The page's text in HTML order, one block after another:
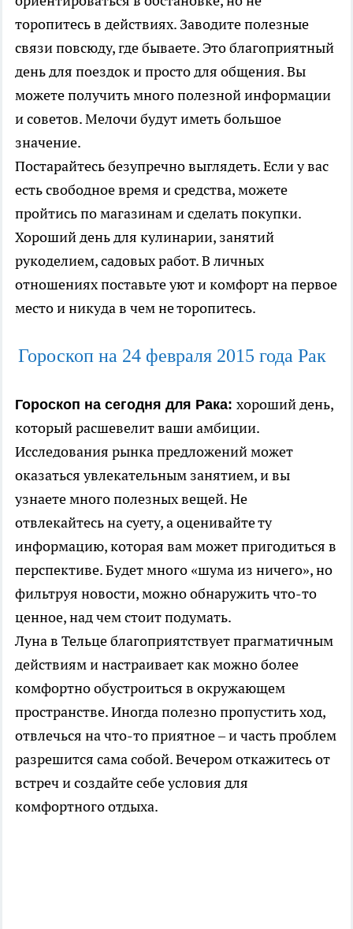
торопитесь в действиях. Заводите полезные
связи повсюду, где бываете. Это благоприятный
день для поездок и просто для общения. Вы
можете получить много полезной информации
и советов. Мелочи будут иметь большое
значение.
Постарайтесь безупречно выглядеть. Если у вас
есть свободное время и средства, можете
пройтись по магазинам и сделать покупки.
Хороший день для кулинарии, занятий
рукоделием, садовых работ. В личных
отношениях поставьте уют и комфорт на первое
место и никуда в чем не торопитесь.
Гороскоп на 24 февраля 2015 года Рак
Гороскоп на сегодня для Рака: хороший день,
который расшевелит ваши амбиции.
Исследования рынка предложений может
оказаться увлекательным занятием, и вы
узнаете много полезных вещей. Не
отвлекайтесь на суету, а оценивайте ту
информацию, которая вам может пригодиться в
перспективе. Будет много «шума из ничего», но
фильтруя новости, можно обнаружить что-то
ценное, над чем стоит подумать.
Луна в Тельце благоприятствует прагматичным
действиям и настраивает как можно более
комфортно обустроиться в окружающем
пространстве. Иногда полезно пропустить ход,
отвлечься на что-то приятное – и часть проблем
разрешится сама собой. Вечером откажитесь от
встреч и создайте себе условия для
комфортного отдыха.